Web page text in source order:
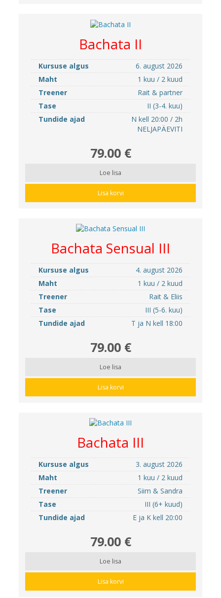
Bachata II
Kursuse algus
6. august 2026
Maht
1 kuu / 2 kuud
Treener
Rait & partner
Tase
II (3-4. kuu)
Tundide ajad
N kell 20:00 / 2h
NELJAPÄEVITI
79.00 €
Loe lisa
Lisa korvi
Bachata Sensual III
Kursuse algus
4. august 2026
Maht
1 kuu / 2 kuud
Treener
Rait & Eliis
Tase
III (5-6. kuu)
Tundide ajad
T ja N kell 18:00
79.00 €
Loe lisa
Lisa korvi
Bachata III
Kursuse algus
3. august 2026
Maht
1 kuu / 2 kuud
Treener
Siim & Sandra
Tase
III (6+ kuud)
Tundide ajad
E ja K kell 20:00
79.00 €
Loe lisa
Lisa korvi